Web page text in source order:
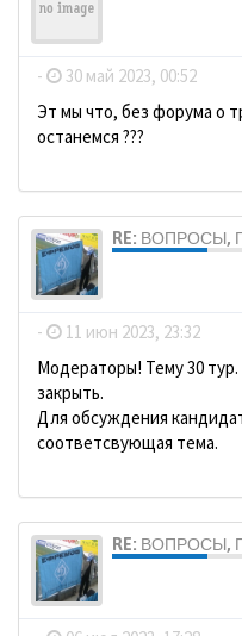
- 30 май 2023, 00:52
Эт мы что, без форума о
останемся ???
RE:
- 11 июн 2023, 23:32
Модераторы! Тему 30
закрыть.
Для обсуждения
соответсвующая тема.
RE: